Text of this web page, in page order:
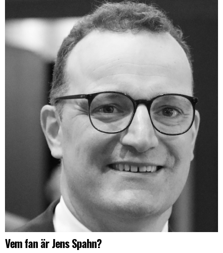
Vem fan är Jens Spahn?